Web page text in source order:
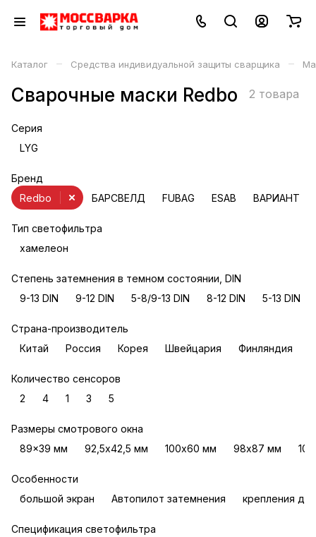
Каталог – Средства индивидуальной защиты сварщика –
Сварочные маски Redbo 2 товара
Серия
LYG
Бренд
БАРСВЕЛД
FUBAG ESAB ВАРИАНТ
Redbo
Тип светофильтра
хамелеон
Степень затемнения в темном состоянии, DIN
9-13 DIN
9-12 DIN 5-8/9-13 DIN 8-12 DIN 5-13 DIN
Страна-производитель
Китай
Россия Корея Швейцария Финляндия
Количество сенсоров
2
4 1 3 5
Размеры смотрового окна
89x39 мм
92,5х42,5 мм 100х60 мм 98х87 мм
Особенности
большой экран
Автопилот затемнения крепления
Спецификация светофильтра